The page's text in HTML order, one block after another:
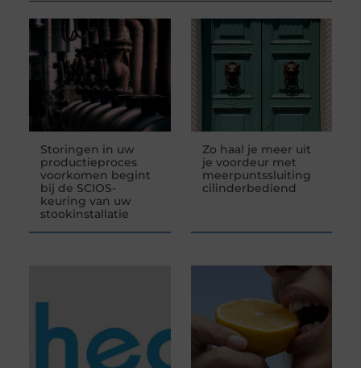
Storingen in uw
productieproces
voorkomen begint
bij de SCIOS-
keuring van uw
stookinstallatie
Zo haal je meer uit
je voordeur met
meerpuntssluiting
cilinderbediend